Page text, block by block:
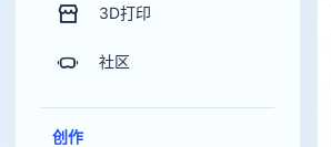
3D打印
社区
创作